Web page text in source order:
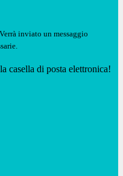
Verrà inviato un messaggio
casella di posta elettronica!